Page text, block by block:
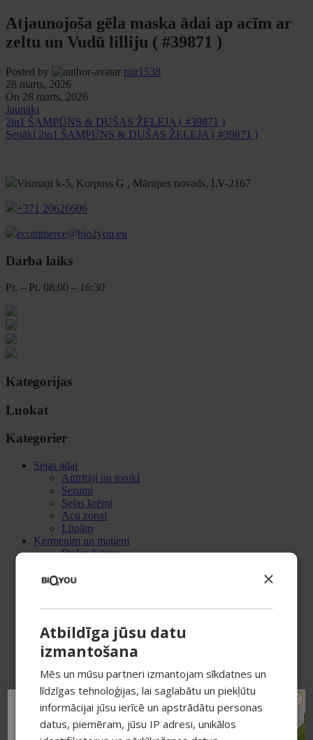
Atjaunojoša gēla maska ādai ap acīm ar
zeltu un Vudū lilliju ( #39871 )
Posted by
mir1538
28 marts, 2026
On 28 marts, 2026
Jaunāki
2in1 ŠAMPŪNS & DUŠAS ŽELEJA ( #39871 )
Senāki 2in1 ŠAMPŪNS & DUŠAS ŽELEJA ( #39871 )
Vismaņi k-5, Korpuss G , Mārupes novads, LV-2167
+371 20626606
ecommerce@bio2you.eu
Darba laiks
Pr. – Pt. 08:00 – 16:30
Kategorijas
Luokat
Kategorier
Sejas ādai
Attīrītāji un toniki
Serumi
Sejas krēmi
Acu zonai
Lūpām
Ķermenim un matiem
Dušas želejas
Losjoni un krēmi
Šampūni
Maskas un kondicionieri
Serumi matiem
Vannai un SPA
Vannas bumbas
Vannas sāls un pulveri
Ziepes
Sveces
×
Atbildīga jūsu datu
izmantošana
Mēs un mūsu partneri izmantojam sīkdatnes un
līdzīgas tehnoloģijas, lai saglabātu un piekļūtu
informācijai jūsu ierīcē un apstrādātu personas
datus, piemēram, jūsu IP adresi, unikālos
TAVAM PIRMAJAM
PIRKUMAM PAPILDUS